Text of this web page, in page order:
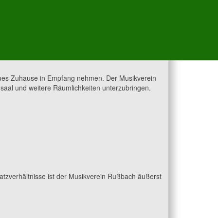
Zuhause in Empfang nehmen. Der Musikverein
und weitere Räumlichkeiten unterzubringen.
ist der Musikverein Rußbach äußerst